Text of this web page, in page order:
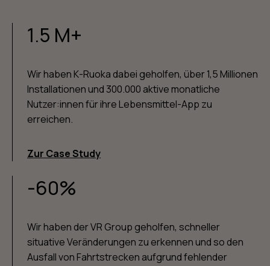
1.5 M+
Wir haben K-Ruoka dabei geholfen, über 1,5 Millionen
Installationen und 300.000 aktive monatliche
Nutzer:innen für ihre Lebensmittel-App zu
erreichen.
Zur Case Study
-60%
Wir haben der VR Group geholfen, schneller
situative Veränderungen zu erkennen und so den
Ausfall von Fahrtstrecken aufgrund fehlender